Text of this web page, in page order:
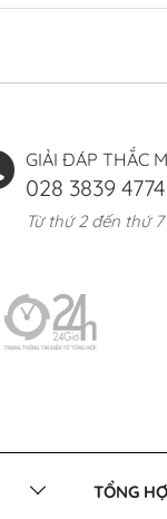
GIẢI ĐÁP THẮC
028 3839 4774
Từ thứ 2 đến thứ 7
TỔNG